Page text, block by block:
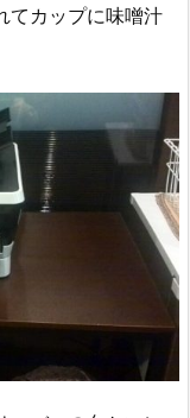
てカップに味噌汁